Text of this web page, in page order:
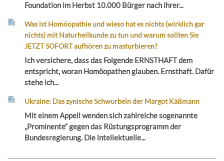
Foundation im Herbst 10.000 Bürger nach ihrer...
Was ist Homöopathie und wieso hat es nichts (wirklich gar
nichts) mit Naturheilkunde zu tun und warum sollten Sie
JETZT SOFORT aufhören zu masturbieren?
Ich versichere, dass das Folgende ERNSTHAFT dem
entspricht, woran Homöopathen glauben. Ernsthaft. Dafür
stehe ich...
Ukraine: Das zynische Schwurbeln der Margot Käßmann
Mit einem Appell wenden sich zahlreiche sogenannte
„Prominente“ gegen das Rüstungsprogramm der
Bundesregierung. Die intellektuelle...